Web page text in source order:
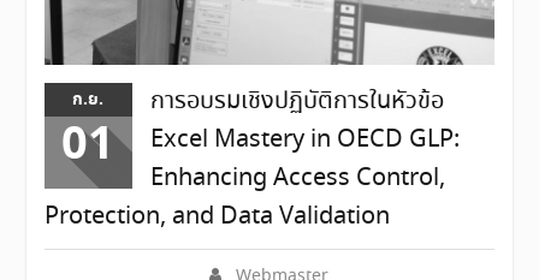
ก.ย.
01
การอบรมเชิงปฏิบัติการในหัวข้อ
Excel Mastery in OECD GLP:
Enhancing Access Control,
Protection, and Data Validation